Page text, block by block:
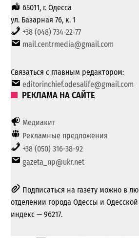
65011, г. Одесса
ул. Базарная 76, к. 1
+38 (048) 734-22-77
mail.centrmedia@gmail.com
Связаться с главным редактором:
editorinchief.odesalife@gmail.com
РЕКЛАМА НА САЙТЕ
Медиакит
Рекламные предложения
+38 (050) 316-38-92
gazeta_np@ukr.net
Подписаться на газету можно в
отделении города Одессы и
индекс — 96217.